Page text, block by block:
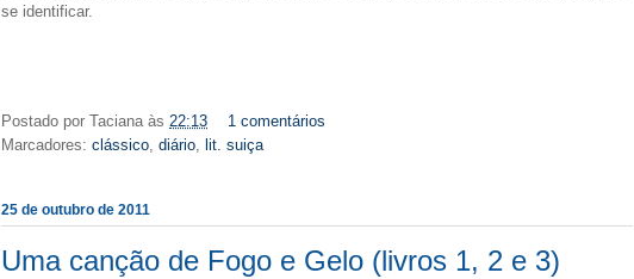
se identificar.
Postado por Taciana às 22:13
1 comentários
Marcadores: clássico, diário, lit. suiça
25 de outubro de 2011
Uma canção de Fogo e Gelo (livros 1, 2 e 3)